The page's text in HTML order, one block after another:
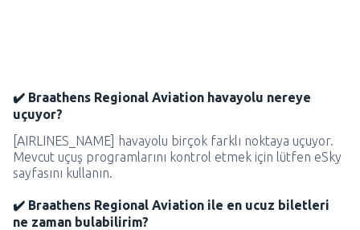
✔️ Braathens Regional Aviation havayolu nereye
uçuyor?
[AIRLINES_NAME] havayolu birçok farklı noktaya uçuyor.
Mevcut uçuş programlarını kontrol etmek için lütfen eSky
sayfasını kullanın.
✔️ Braathens Regional Aviation ile en ucuz biletleri
ne zaman bulabilirim?